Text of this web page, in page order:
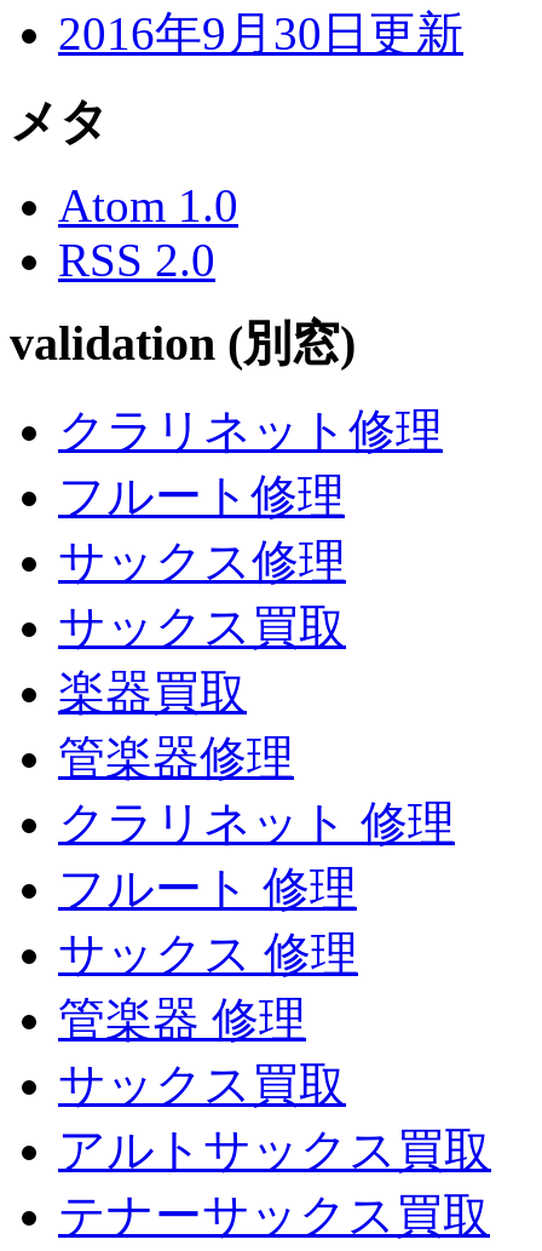
2016年9月30日更新
メタ
Atom 1.0
RSS 2.0
validation (別窓)
クラリネット修理
フルート修理
サックス修理
サックス買取
楽器買取
管楽器修理
クラリネット 修理
フルート 修理
サックス 修理
管楽器 修理
サックス買取
アルトサックス買取
テナーサックス買取